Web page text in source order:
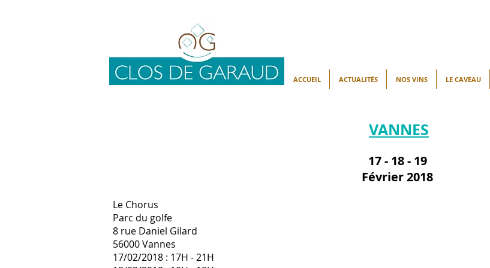
ACCUEIL ACTUALITÉS NOS VINS LE CAVEAU
VANNES
17 - 18 - 19
Février2018
Le Chorus
Parc du golfe
8 rue Daniel Gilard
56000 Vannes
17/02/2018 : 17H - 21H